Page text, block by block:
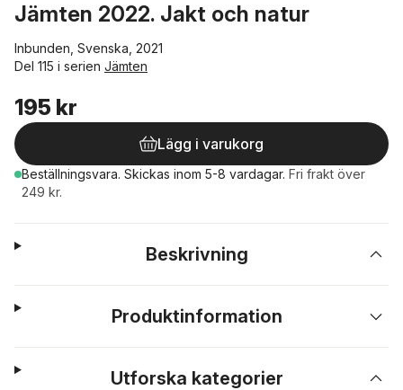
Jämten 2022. Jakt och natur
Inbunden, Svenska, 2021
Del 115 i serien Jämten
195 kr
Lägg i varukorg
Beställningsvara. Skickas inom 5-8 vardagar. Fri frakt över
249 kr.
Beskrivning
Produktinformation
Utforska kategorier